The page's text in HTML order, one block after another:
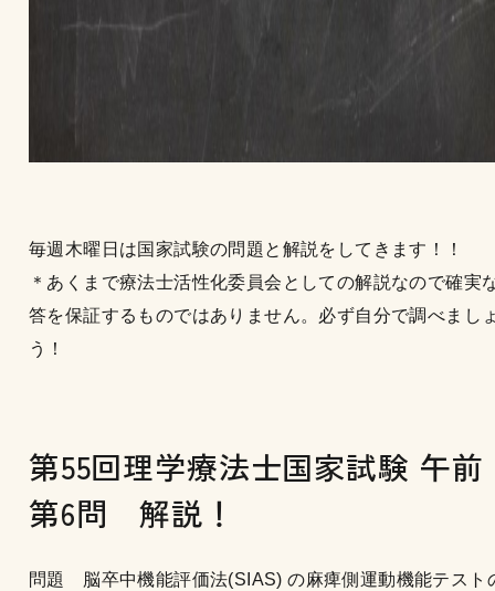
毎週木曜日は国家試験の問題と解説をしてきます！！
＊あくまで療法士活性化委員会としての解説なので確実
答を保証するものではありません。必ず自分で調べまし
う！
第55回理学療法士国家試験 午
第6問 解説！
問題 脳卒中機能評価法(SIAS) の麻痺側運動機能テスト